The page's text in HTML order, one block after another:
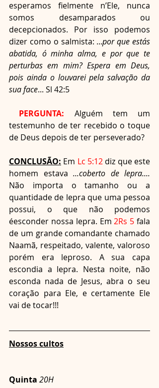
esperamos fielmente n’Ele, nunca
somos desamparados ou
decepcionados. Por isso podemos
dizer como o salmista: ...por que estás
abatida, ó minha alma, e por que te
perturbas em mim? Espera em Deus,
pois ainda o louvarei pela salvação da
sua face... Sl 42:5
PERGUNTA: Alguém tem um
testemunho de ter recebido o toque
de Deus depois de ter perseverado?
CONCLUSÃO: Em Lc 5:12 diz que este
homem estava
Não importa o tamanho ou a
quantidade de lepra que uma pessoa
possui, o que não podemos
éesconder nossa lepra. Em 2Rs 5 fala
de um grande comandante chamado
Naamã, respeitado, valente, valoroso
porém era leproso. A sua capa
escondia a lepra. Nesta noite, não
esconda nada de Jesus, abra o seu
coração para Ele, e certamente Ele
vai de tocar!!!
Nossos cultos
Quinta 20H